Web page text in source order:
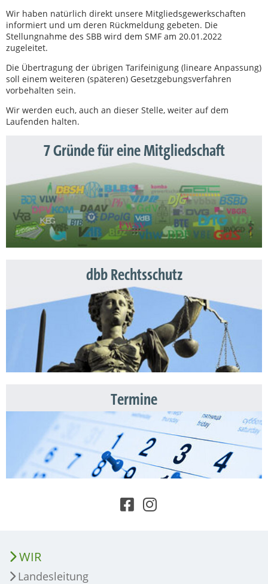
Wir haben natürlich direkt unsere Mitgliedsgewerkschaften
informiert und um deren Rückmeldung gebeten. Die
Stellungnahme des SBB wird dem SMF am 20.01.2022
zugeleitet.
Die Übertragung der übrigen Tarifeinigung (lineare Anpassung)
soll einem weiteren (späteren) Gesetzgebungsverfahren
vorbehalten sein.
Wir werden euch, auch an dieser Stelle, weiter auf dem
Laufenden halten.
7 Gründe für eine Mitgliedschaft
dbb Rechtsschutz
Termine
WIR
Landesleitung